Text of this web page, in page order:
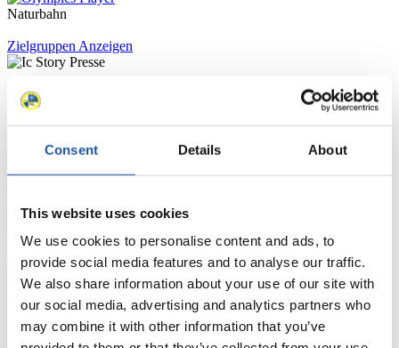
Consent Details About
This website uses cookies
We use cookies to personalise content and ads, to
provide social media features and to analyse our traffic.
We also share information about your use of our site with
our social media, advertising and analytics partners who
may combine it with other information that you’ve
Naturbahn
Zielgruppen Anzeigen
Für Presse- und Medienvertreter
haben Zugriff auf Athletenbiographien und Informationen zu
Für Nationale Verbände
Hier können Sie sich über allgemeine Neuigkeiten informieren, das